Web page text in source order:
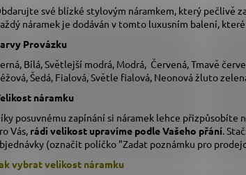
své blízké stylovým náramkem, který pečlivě
náramek je dodáván v tomto luxusním balení,
Provázku
Bílá, Světlejší modrá, Modrá, Červená, Tmavě
Šedá, Fialová, Světle fialová, Neonová žluto
náramku
posuvnému zapínání si náramek lehce přizpůsobíte
Vás, rádi velikost upravíme podle Vašeho přání .
(označit políčko "Zadat poznámku pro
vybrat velikost náramku